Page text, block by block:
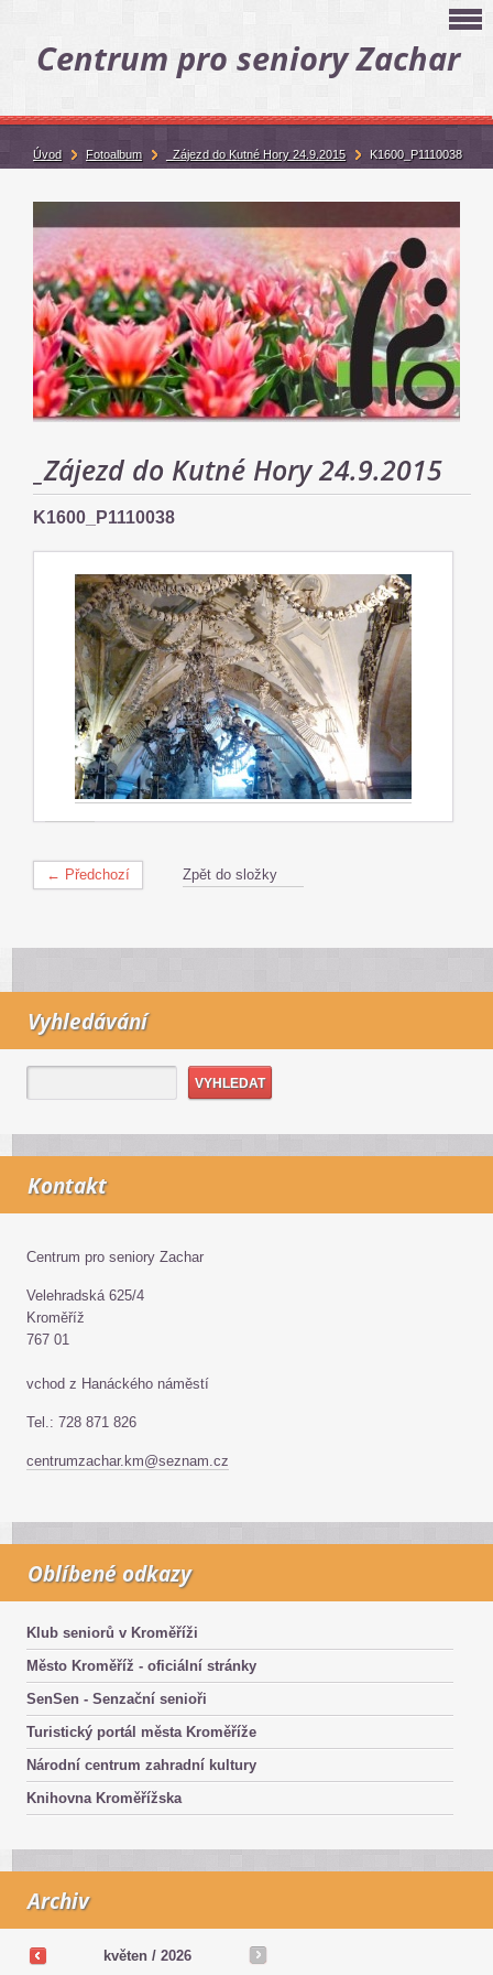
Centrum pro seniory Zachar
_Zájezd do Kutné Hory 24.9.2015
K1600_P1110038
← Předchozí Zpět do složky
Vyhledávání
Kontakt
Centrum pro seniory Zachar
Velehradská 625/4
Kroměříž
767 01
vchod z Hanáckého náměstí
Tel.: 728 871 826
centrumzachar.km@seznam.cz
Oblíbené odkazy
Klub seniorů v Kroměříži
Město Kroměříž - oficiální stránky
SenSen - Senzační senioři
Turistický portál města Kroměříže
Národní centrum zahradní kultury
Knihovna Kroměřížska
Archiv
květen / 2026
Úvod Fotoalbum _Zájezd do Kutné Hory 24.9.2015 K1600_P1110038